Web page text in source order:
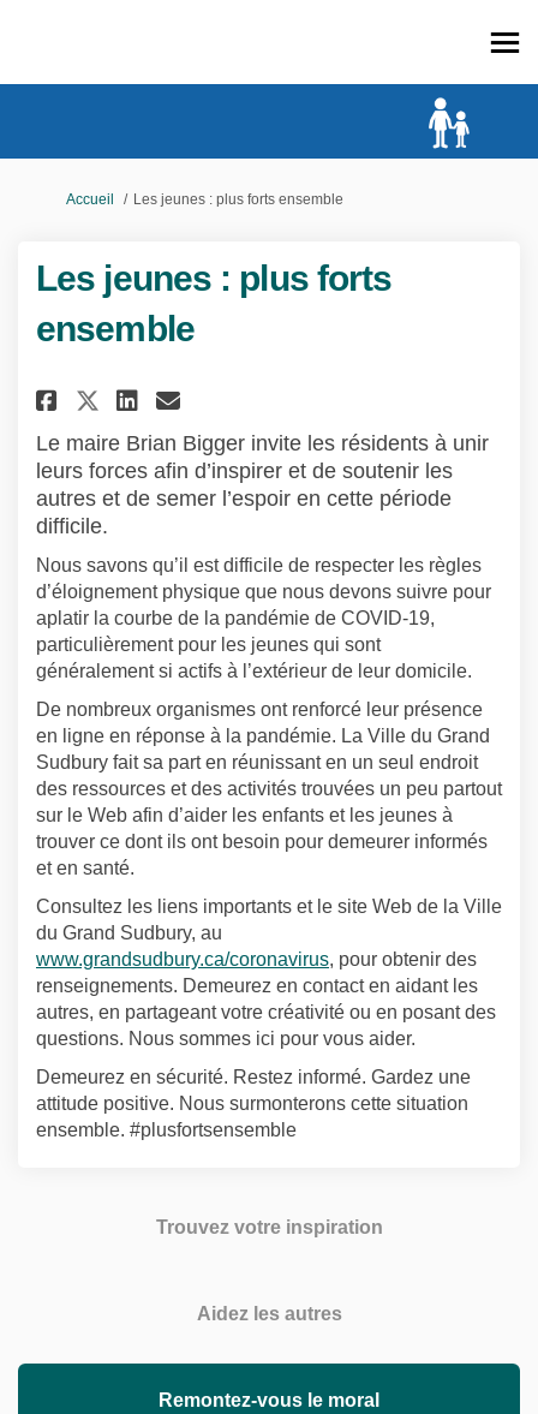
Vous êtes ici:
Accueil Les jeunes : plus forts ensemble
Les jeunes : plus forts
ensemble
Partager Les jeunes : plus forts
Partager Les jeunes : plus
Partager Les jeunes :
Courriel Les jeunes :
Le maire Brian Bigger invite les résidents à unir
leurs forces afin d’inspirer et de soutenir les
autres et de semer l’espoir en cette période
difficile.
Nous savons qu’il est difficile de respecter les règles
d’éloignement physique que nous devons suivre pour
aplatir la courbe de la pandémie de COVID-19,
particulièrement pour les jeunes qui sont
généralement si actifs à l’extérieur de leur domicile.
De nombreux organismes ont renforcé leur présence
en ligne en réponse à la pandémie. La Ville du Grand
Sudbury fait sa part en réunissant en un seul endroit
des ressources et des activités trouvées un peu partout
sur le Web afin d’aider les enfants et les jeunes à
trouver ce dont ils ont besoin pour demeurer informés
et en santé.
Consultez les liens importants et le site Web de la Ville
du Grand Sudbury, au
www.grandsudbury.ca/coronavirus(Liens externes)
, pour obtenir des
renseignements. Demeurez en contact en aidant les
autres, en partageant votre créativité ou en posant des
questions. Nous sommes ici pour vous aider.
Demeurez en sécurité. Restez informé. Gardez une
attitude positive. Nous surmonterons cette situation
ensemble. #plusfortsensemble
Trouvez votre inspiration
Aidez les autres
Remontez-vous le moral